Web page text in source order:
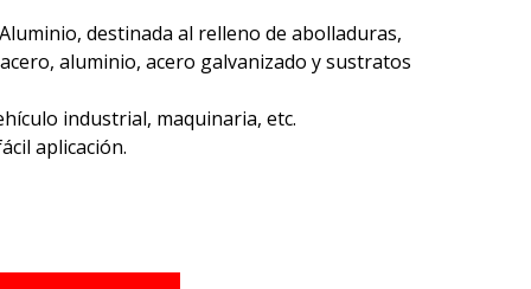
destinada al relleno de abolladuras,
aluminio, acero galvanizado y sustratos
industrial, maquinaria, etc.
aplicación.